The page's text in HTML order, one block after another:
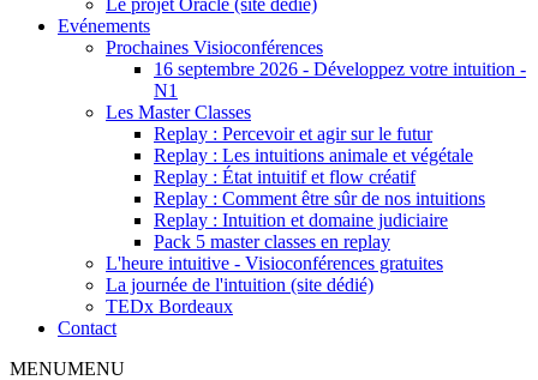
Le projet Oracle (site dédié)
Evénements
Prochaines Visioconférences
16 septembre 2026 - Développez votre intuition -
N1
Les Master Classes
Replay : Percevoir et agir sur le futur
Replay : Les intuitions animale et végétale
Replay : État intuitif et flow créatif
Replay : Comment être sûr de nos intuitions
Replay : Intuition et domaine judiciaire
Pack 5 master classes en replay
L'heure intuitive - Visioconférences gratuites
La journée de l'intuition (site dédié)
TEDx Bordeaux
Contact
MENUMENU